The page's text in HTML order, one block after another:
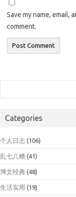
Save my name, email,
comment.
Categories
个人日志 (106)
乱七八糟 (41)
博文经典 (48)
生活实用 (19)